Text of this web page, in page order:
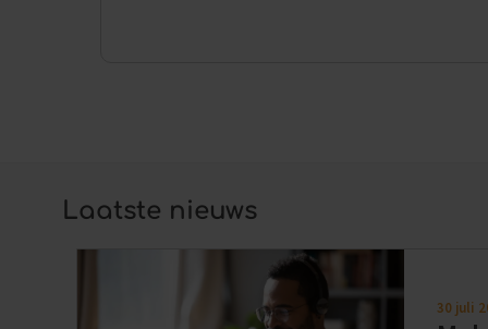
Laatste nieuws
30 juli